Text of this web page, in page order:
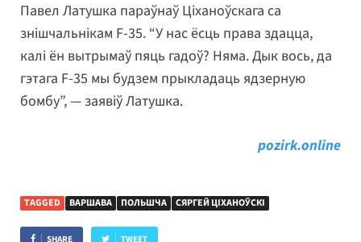
Павел Латушка параўнаў Ціханоўскага са
знішчальнікам F-35. “У нас ёсць права здацца,
калі ён вытрымаў пяць гадоў? Няма. Дык вось, да
гэтага F-35 мы будзем прыкладаць ядзерную
бомбу”, — заявіў Латушка.
pozirk.online
TAGGED ВАРШАВА ПОЛЬШЧА СЯРГЕЙ ЦІХАНОЎСКІ
SHARE TWEET